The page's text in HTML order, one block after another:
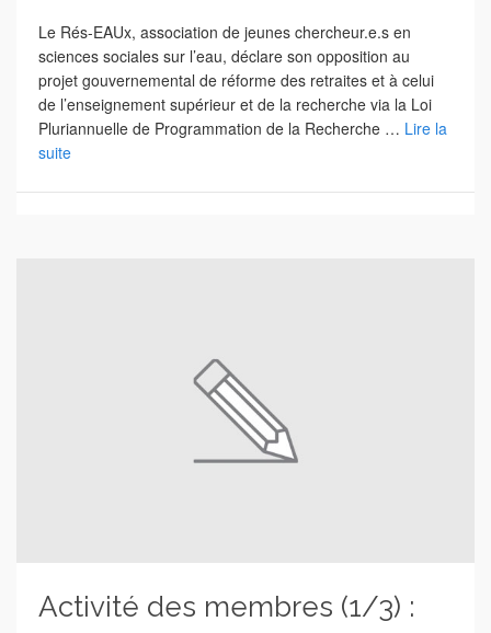
Le Rés-EAUx, association de jeunes chercheur.e.s en
sciences sociales sur l’eau, déclare son opposition au
projet gouvernemental de réforme des retraites et à celui
de l’enseignement supérieur et de la recherche via la Loi
Pluriannuelle de Programmation de la Recherche … Lire la
suite
Activité des membres (1/3) :